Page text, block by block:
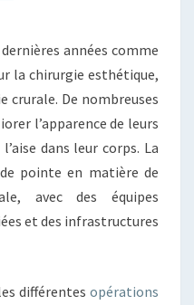
années comme
la chirurgie esthétique,
De nombreuses
l’apparence de leurs
dans leur corps. La
pointe en matière de
avec des équipes
et des infrastructures
différentes opérations